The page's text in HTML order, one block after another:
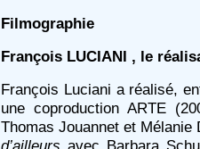
Filmographie
François LUCIANI , le
François Luciani a réalisé,
une coproduction ARTE
Thomas Jouannet et
d’ailleurs avec Barbara